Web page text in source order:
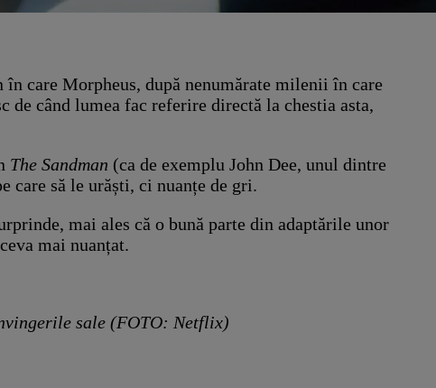
care Morpheus, după nenumărate milenii în care
când lumea fac referire directă la chestia asta,
The Sandman (ca de exemplu John Dee, unul dintre
care să le urăști, ci nuanțe de gri.
mai ales că o bună parte din adaptările unor
mai nuanțat.
sale (FOTO: Netflix)